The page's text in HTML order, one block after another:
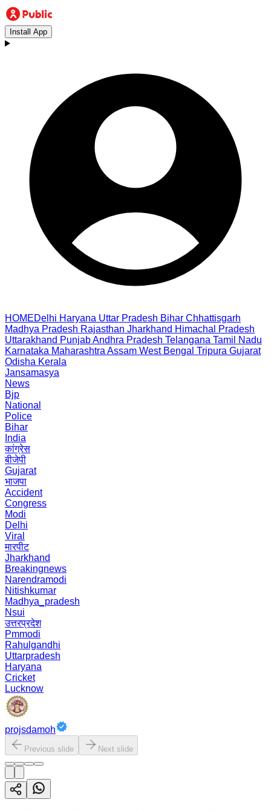
Install App
HOMEDelhi Haryana Uttar Pradesh Bihar Chhattisgarh
Madhya Pradesh Rajasthan Jharkhand Himachal Pradesh
Uttarakhand PunjabAndhra Pradesh Telangana Tamil Nadu
Karnataka Maharashtra Assam West Bengal Tripura Gujarat
Odisha Kerala
Jansamasya
News
Bjp
National
Police
Bihar
India
कांग्रेस
बीजेपी
Gujarat
भाजपा
Accident
Congress
Modi
Delhi
Viral
मारपीट
Jharkhand
Breakingnews
Narendramodi
Nitishkumar
Madhya_pradesh
Nsui
उत्तरप्रदेश
Pmmodi
Rahulgandhi
Uttarpradesh
Haryana
Cricket
Lucknow
projsdamoh
Previous slide Next slide